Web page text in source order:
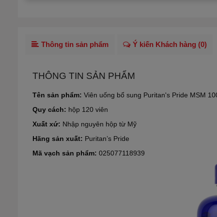
Thông tin sản phẩm Ý kiến Khách hàng (0)
THÔNG TIN SẢN PHẨM
Tên sản phẩm: Viên uống bổ sung Puritan's Pride MSM
Quy cách: hộp 120 viên
Xuất xứ: Nhập nguyên hộp từ Mỹ
Hãng sản xuất: Puritan’s Pride
Mã vạch sản phẩm: 025077118939